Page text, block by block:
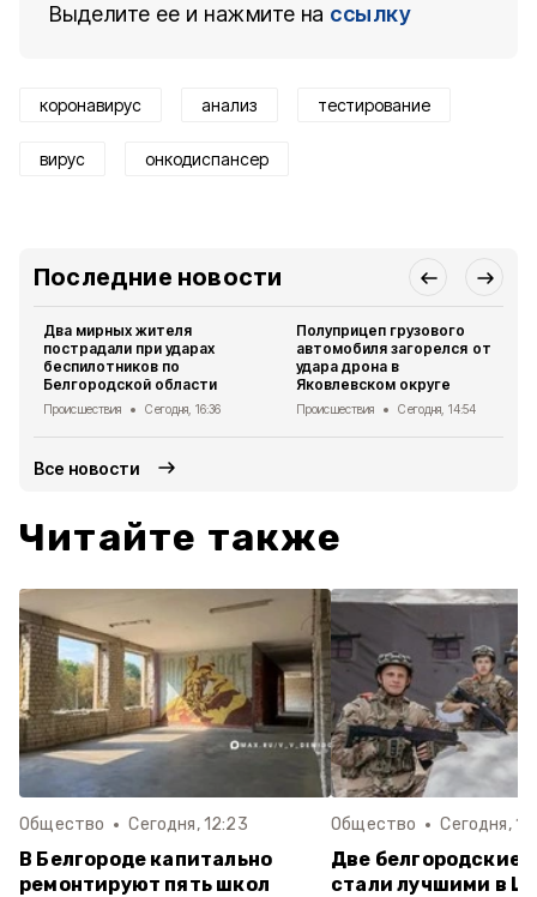
Выделите ее и нажмите на ссылку
коронавирус анализ тестирование
вирус онкодиспансер
Последние новости
Два мирных жителя
пострадали при ударах
беспилотников по
Белгородской области
Происшествия Сегодня, 16:36
Полуприцеп грузового
автомобиля загорелся от
удара дрона в
Яковлевском округе
Происшествия Сегодня, 14:54
Все новости
Читайте также
Общество Сегодня, 12:23
В Белгороде капитально
ремонтируют пять школ
Общество Сегодня,
Две белгородские
стали лучшими в